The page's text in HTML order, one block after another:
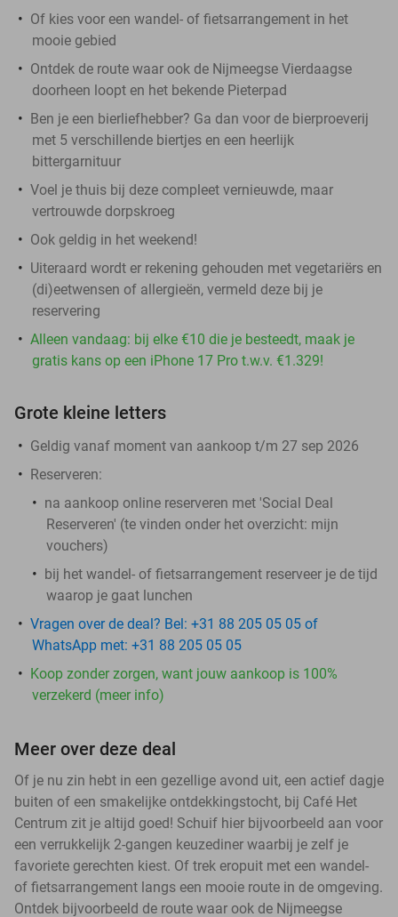
Of kies voor een wandel- of fietsarrangement in het
mooie gebied
Ontdek de route waar ook de Nijmeegse Vierdaagse
doorheen loopt en het bekende Pieterpad
Ben je een bierliefhebber? Ga dan voor de bierproeverij
met 5 verschillende biertjes en een heerlijk
bittergarnituur
Voel je thuis bij deze compleet vernieuwde, maar
vertrouwde dorpskroeg
Ook geldig in het weekend!
Uiteraard wordt er rekening gehouden met vegetariërs en
(di)eetwensen of allergieën, vermeld deze bij je
reservering
Alleen vandaag: bij elke €10 die je besteedt, maak je
gratis kans op een iPhone 17 Pro t.w.v. €1.329!
Grote kleine letters
Geldig vanaf moment van aankoop t/m 27 sep 2026
Reserveren:
na aankoop online reserveren met 'Social Deal
Reserveren' (te vinden onder het overzicht: mijn
vouchers)
bij het wandel- of fietsarrangement reserveer je de tijd
waarop je gaat lunchen
Vragen over de deal? Bel: +31 88 205 05 05 of
WhatsApp met: +31 88 205 05 05
Koop zonder zorgen, want jouw aankoop is 100%
verzekerd (meer info)
Meer over deze deal
Of je nu zin hebt in een gezellige avond uit, een actief dagje
buiten of een smakelijke ontdekkingstocht, bij Café Het
Centrum zit je altijd goed! Schuif hier bijvoorbeeld aan voor
een verrukkelijk 2-gangen keuzediner waarbij je zelf je
favoriete gerechten kiest. Of trek eropuit met een wandel-
of fietsarrangement langs een mooie route in de omgeving.
Ontdek bijvoorbeeld de route waar ook de Nijmeegse